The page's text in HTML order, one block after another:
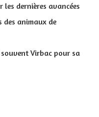
dernières avancées
des animaux de
Virbac pour sa